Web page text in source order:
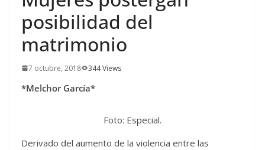
posibilidad del
matrimonio
7 octubre, 2018 344 Views
*Melchor García*
Foto: Especial.
Derivado del aumento de la violencia entre las